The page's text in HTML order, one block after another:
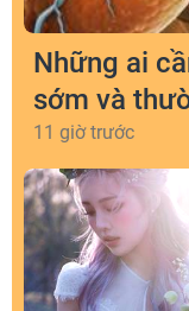
Những ai
sớm và
11 giờ trước